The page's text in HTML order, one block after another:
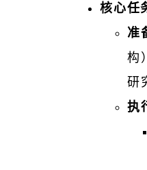
核心任
准
构
研
执